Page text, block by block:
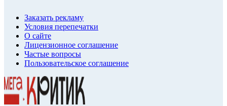
Заказать рекламу
Условия перепечатки
О сайте
Лицензионное соглашение
Частые вопросы
Пользовательское соглашение